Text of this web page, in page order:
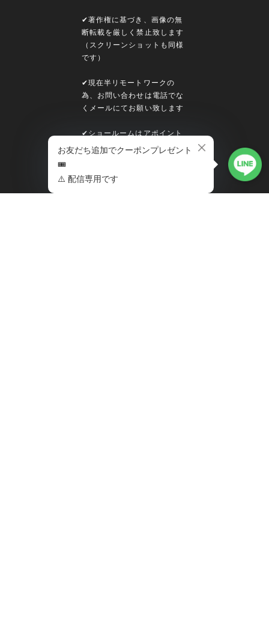
✔︎著作権に基づき、画像の無
断転載を厳しく禁止致します
（スクリーンショットも同様
です）
✔︎現在半リモートワークの
為、お問い合わせは電話でな
くメールにてお願い致します
✔︎ショールームはアポイント
制となっております
MENU